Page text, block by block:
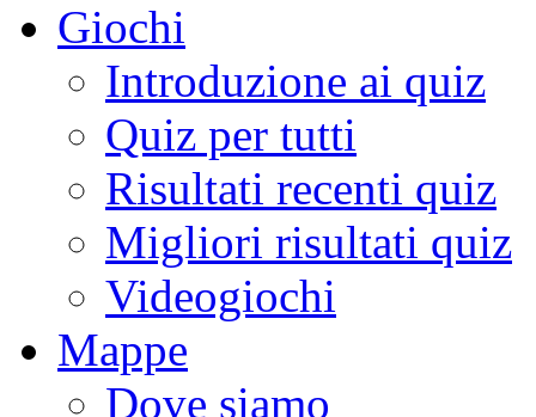
Giochi
Introduzione ai quiz
Quiz per tutti
Risultati recenti quiz
Migliori risultati quiz
Videogiochi
Mappe
Dove siamo